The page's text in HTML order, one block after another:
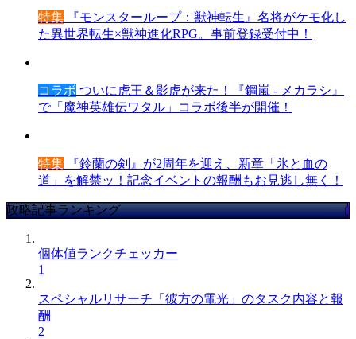
特集 『モンスターループ：獣神転生』名将がケモ化し
た異世界転生×獣神進化RPG。事前登録受付中！
コラボ ついに虎王＆影虎が来た！『鋼嵐 - メカラシ』
で「魔神英雄伝ワタル」コラボ後半が開催！
特集 『鈴蘭の剣』が2周年を迎え、新章「氷と血の
道」を解禁ッ！記念イベントの報酬もお見逃し無く！
攻略記事ランキング
個体値ランクチェッカー
1
スペシャルリサーチ「彼方の電光」のタスク内容と報
酬
2